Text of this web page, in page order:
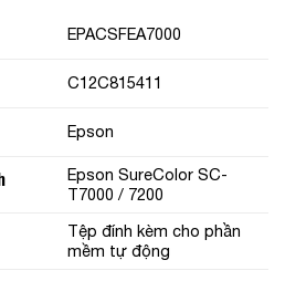
EPACSFEA7000
C12C815411
Epson
Epson SureColor SC-
T7000 / 7200
Tệp đính kèm cho phần
mềm tự động